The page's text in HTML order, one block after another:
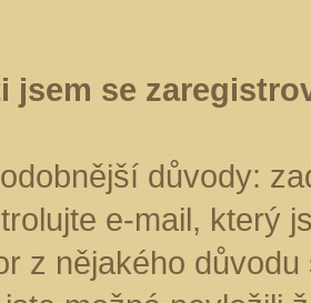
jsem se
důvody:
e-mail, který
z nějakého